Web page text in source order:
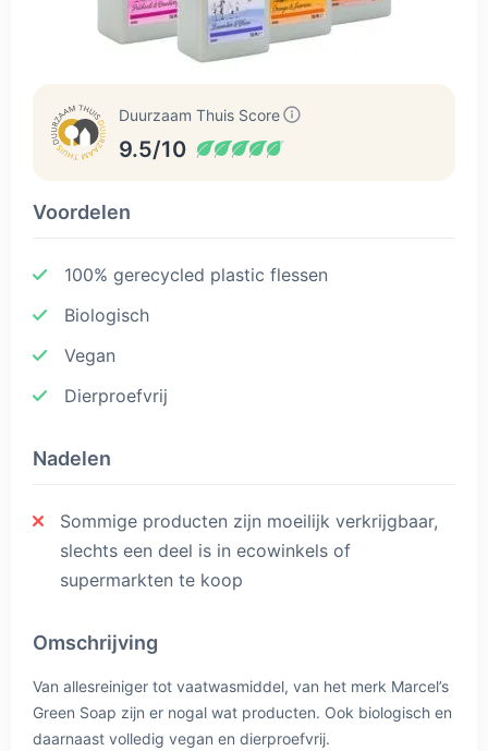
Duurzaam Thuis Score
9.5/10
Voordelen
100% gerecycled plastic flessen
Biologisch
Vegan
Dierproefvrij
Nadelen
Sommige producten zijn moeilijk verkrijgbaar,
slechts een deel is in ecowinkels of
supermarkten te koop
Omschrijving
Van allesreiniger tot vaatwasmiddel, van het merk Marcel’s
Green Soap zijn er nogal wat producten. Ook biologisch en
daarnaast volledig vegan en dierproefvrij.